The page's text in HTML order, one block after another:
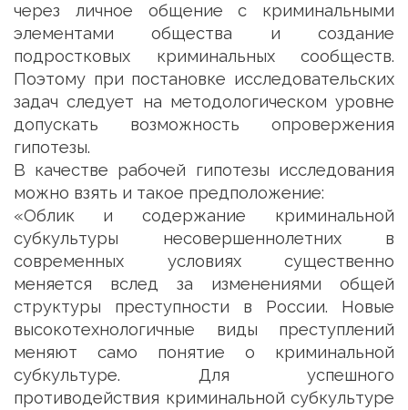
через личное общение с криминальными
элементами общества и создание
подростковых криминальных сообществ.
Поэтому при постановке исследовательских
задач следует на методологическом уровне
допускать возможность опровержения
гипотезы.
В качестве рабочей гипотезы исследования
можно взять и такое предположение:
«Облик и содержание криминальной
субкультуры несовершеннолетних в
современных условиях существенно
меняется вслед за изменениями общей
структуры преступности в России. Новые
высокотехнологичные виды преступлений
меняют само понятие о криминальной
субкультуре. Для успешного
противодействия криминальной субкультуре